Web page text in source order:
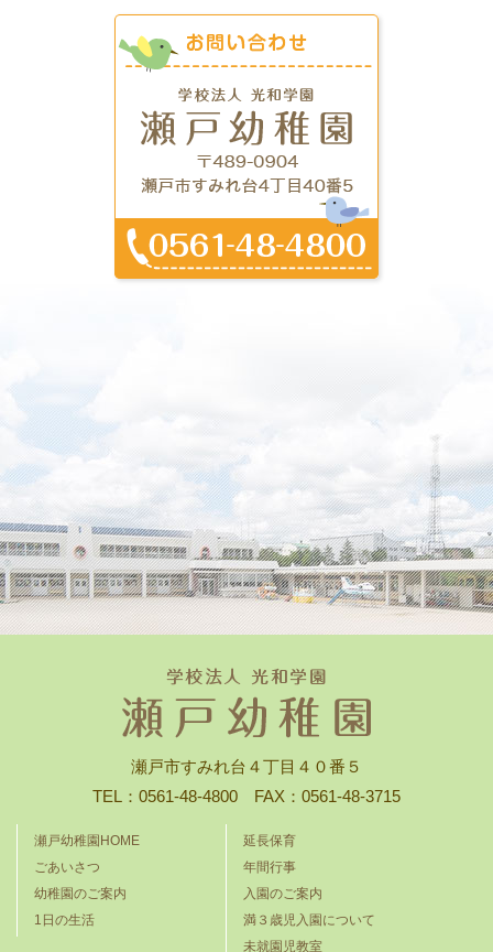
瀬戸市すみれ台４丁目４０番５
TEL：0561-48-4800 FAX：0561-48-3715
瀬戸幼稚園HOME
ごあいさつ
幼稚園のご案内
1日の生活
延長保育
年間行事
入園のご案内
満３歳児入園について
未就園児教室